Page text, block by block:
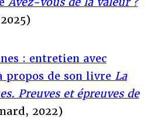
: entretien avec
propos de son livre La
Preuves et épreuves de
2022)